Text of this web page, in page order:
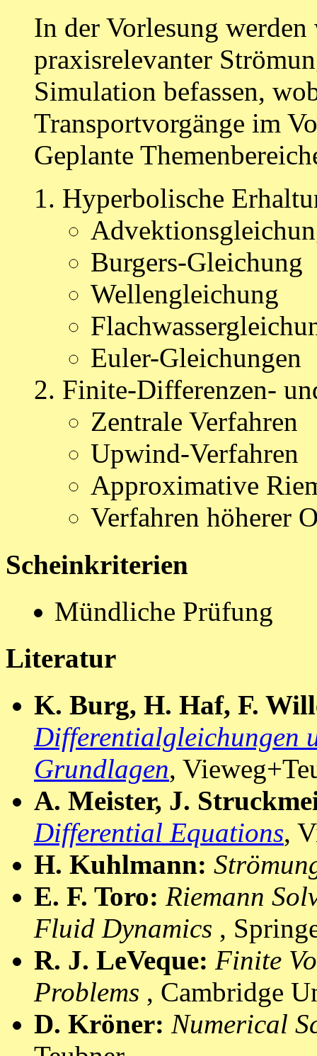
In der Vorlesung
praxisrelevanter
Simulation befassen,
Transportvorgänge im
Geplante
Hyperbolische
Burgers-Gleichung
Wellengleichung
Euler-Gleichungen
Finite-Differenzen-
Zentrale Verfahren
Upwind-Verfahren
Approximative
Verfahren höherer
Scheinkriterien
Mündliche Prüfung
Literatur
K. Burg, H. Haf, F.
Differentialgleichungen
Grundlagen,
A. Meister, J.
Differential Equations,
H. Kuhlmann:
E. F. Toro: Riemann
Fluid Dynamics ,
R. J. LeVeque: Finite
Problems , Cambridge
D. Kröner: Numerical